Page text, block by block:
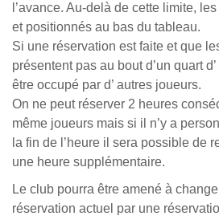
l’avance. Au-delà de cette limite,
et positionnés au bas du tableau.
Si une réservation est faite et que
présentent pas au bout d’un quart
être occupé par d’ autres joueurs.
On ne peut réserver 2 heures
même joueurs mais si il n’y a
la fin de l’heure il sera possible de
une heure supplémentaire.
Le club pourra être amené à
réservation actuel par une